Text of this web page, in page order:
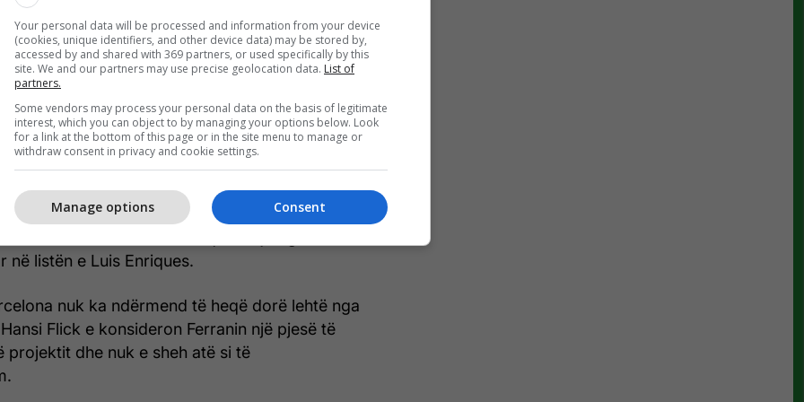
së lidhet ngushtë me të ardhmen e Bradley
për rinovimin e kontratës së sulmuesit
sipas pritshmërive dhe drejtuesit e klubit po
cilësore për të mos mbetur të zbuluar në
Ferran Torres është shfaqur si një nga emrat
në listën e Luis Enriques.
nuk ka ndërmend të heqë dorë lehtë nga
Flick e konsideron Ferranin një pjesë të
projektit dhe nuk e sheh atë si të
Your personal data will be processed and information from your device
(cookies, unique identifiers, and other device data) may be stored by,
accessed by and shared with 369 partners, or used specifically by this
site. We and our partners may use precise geolocation data. List of
partners.
Some vendors may process your personal data on the basis of legitimate
interest, which you can object to by managing your options below. Look
for a link at the bottom of this page or in the site menu to manage or
withdraw consent in privacy and cookie settings.
Consent
Manage options